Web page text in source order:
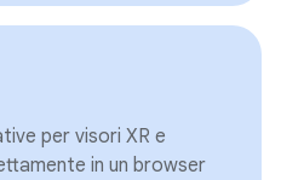
per visori XR e
in un browser